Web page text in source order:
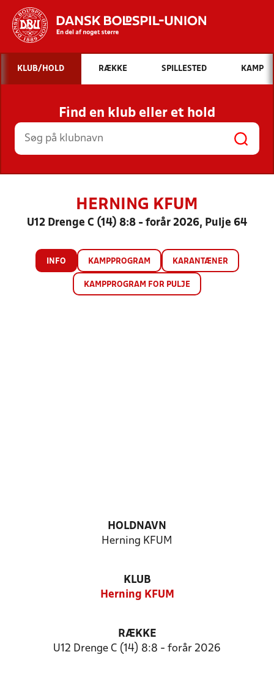
Hvad vil du søge efter?
INDHOLD OG NYHEDER
STILLINGER, RESULTATER, KLUBBER OG
HOLD
KLUB/HOLD RÆKKE SPILLESTED KAMP
Find en klub eller et hold
HERNING KFUM
U12 Drenge C (14) 8:8 - forår 2026, Pulje 64
INFO KAMPPROGRAM KARANTÆNER
KAMPPROGRAM FOR PULJE
HOLDNAVN
Herning KFUM
KLUB
Herning KFUM
RÆKKE
U12 Drenge C (14) 8:8 - forår 2026